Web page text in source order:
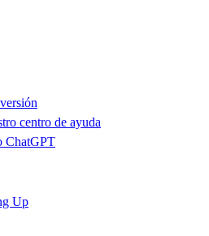
centro de ayuda
ChatGPT
Up